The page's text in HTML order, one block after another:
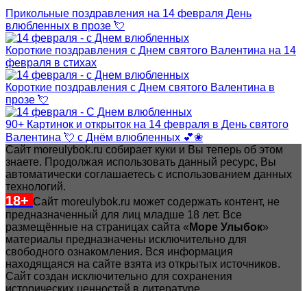
Прикольные поздравления на 14 февраля День
влюбленных в прозе 💘
Короткие поздравления с Днем святого Валентина на 14
февраля в стихах
Короткие поздравления с Днем святого Валентина в
прозе 💘
90+ Картинок и открыток на 14 февраля в День святого
Валентина 💘 с Днём влюбленных 💕❀
Сайт moreulybok.ru собирает куки и Вы теперь об этом
знаете. Продолжая использовать данный ресурс, Вы
автоматически соглашаетесь с использованием данных
технологий.
18+ Сайт moreulybok.ru может содержать контент, не
предназначенный для лиц младше 18 лет. Все
размещённые на страницах сайта « Море Улыбок»
материалы предназначены исключительно для
свободного ознакомления. Вся информация
находящаяся на сайте взята из открытых источников.
Сайт создан исключительно для сохранения
исторических ценностей в литературе.